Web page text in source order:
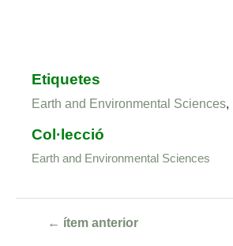
Etiquetes
Earth and Environmental Sciences,
Col·lecció
Earth and Environmental Sciences
← ítem anterior